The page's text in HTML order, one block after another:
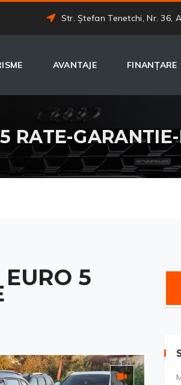
Str. Ștefan Tenetchi, Nr. 36,
AVANTAJE FINANȚARE
RATE-
5